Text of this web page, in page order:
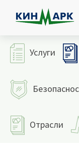
Услуги
Отрасли